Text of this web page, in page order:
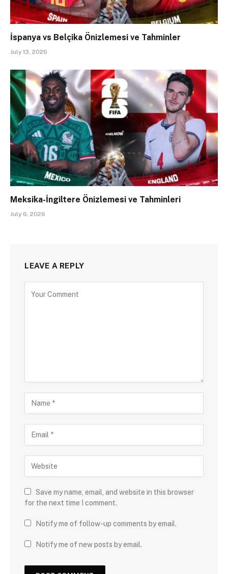
İspanya vs Belçika Önizlemesi ve Tahminler
July 13, 2026
Meksika-İngiltere Önizlemesi ve Tahminleri
July 6, 2026
LEAVE A REPLY
Save my name, email, and website in this browser
for the next time I comment.
Notify me of follow-up comments by email.
Notify me of new posts by email.